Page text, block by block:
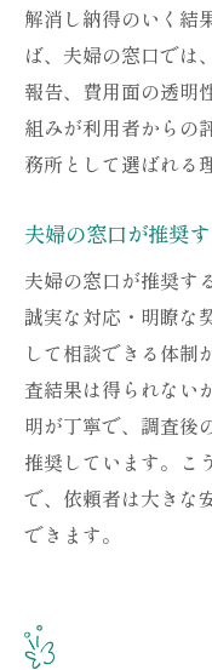
解消し納得のいく結
ば、夫婦の窓口では
報告、費用面の透明
組みが利用者からの
務所として選ばれる
夫婦の窓口が推奨
夫婦の窓口が推奨す
誠実な対応・明瞭な
して相談できる体制
査結果は得られない
明が丁寧で、調査後
推奨しています。こ
で、依頼者は大きな
できます。